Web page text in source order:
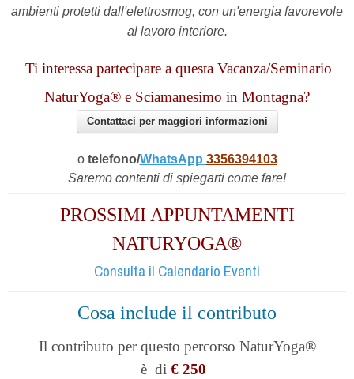
ambienti protetti dall'elettrosmog, con un'energia favorevole
al lavoro interiore.
Ti interessa partecipare a questa Vacanza/Seminario
NaturYoga® e Sciamanesimo in Montagna?
Contattaci per maggiori informazioni
o telefono/WhatsApp 3356394103
Saremo contenti di spiegarti come fare!
PROSSIMI APPUNTAMENTI
NATURYOGA®
Consulta il Calendario Eventi
Cosa include il contributo
Il contributo per questo percorso NaturYoga®
è di € 250